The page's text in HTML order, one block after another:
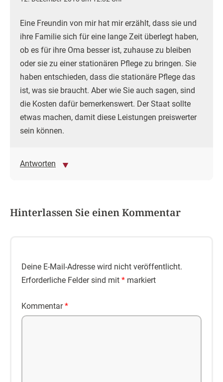
Eine Freundin von mir hat mir erzählt, dass sie und
ihre Familie sich für eine lange Zeit überlegt haben,
ob es für ihre Oma besser ist, zuhause zu bleiben
oder sie zu einer stationären Pflege zu bringen. Sie
haben entschieden, dass die stationäre Pflege das
ist, was sie braucht. Aber wie Sie auch sagen, sind
die Kosten dafür bemerkenswert. Der Staat sollte
etwas machen, damit diese Leistungen preiswerter
sein können.
Antworten
Hinterlassen Sie einen Kommentar
Deine E-Mail-Adresse wird nicht veröffentlicht.
Erforderliche Felder sind mit * markiert
Kommentar*